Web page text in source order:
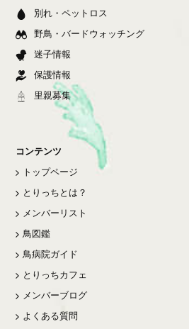
別れ・ペットロス
野鳥・バードウォッチング
迷子情報
保護情報
里親募集
コンテンツ
トップページ
とりっちとは？
メンバーリスト
鳥図鑑
鳥病院ガイド
とりっちカフェ
メンバーブログ
よくある質問